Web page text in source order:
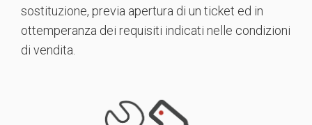
sostituzione, previa apertura di un ticket ed in
ottemperanza dei requisiti indicati nelle condizioni
di vendita.